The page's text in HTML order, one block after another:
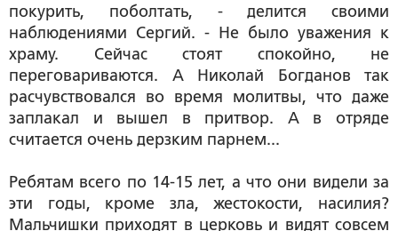
покурить, поболтать, - делится своими
наблюдениями Сергий. - Не было уважения к
храму. Сейчас стоят спокойно, не
переговариваются. А Николай Богданов так
расчувствовался во время молитвы, что даже
заплакал и вышел в притвор. А в отряде
считается очень дерзким парнем...
Ребятам всего по 14-15 лет, а что они видели за
эти годы, кроме зла, жестокости, насилия?
Мальчишки приходят в церковь и видят совсем